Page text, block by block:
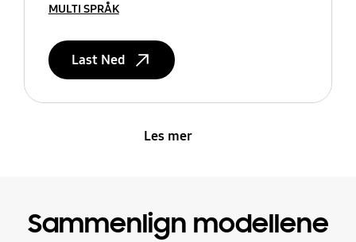
MULTI SPRÅK
Last Ned
Les mer
Sammenlign modellene